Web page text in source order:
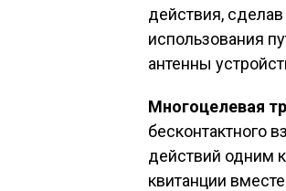
действия,
использования
антенны
Многоцелевая
бесконтактного
действий одним
квитанции